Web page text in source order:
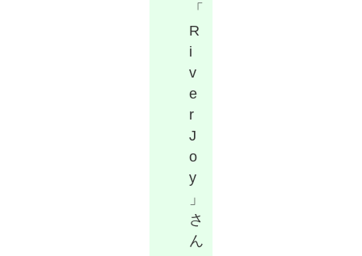
「
R
i
v
e
r
J
o
y
」
さ
ん